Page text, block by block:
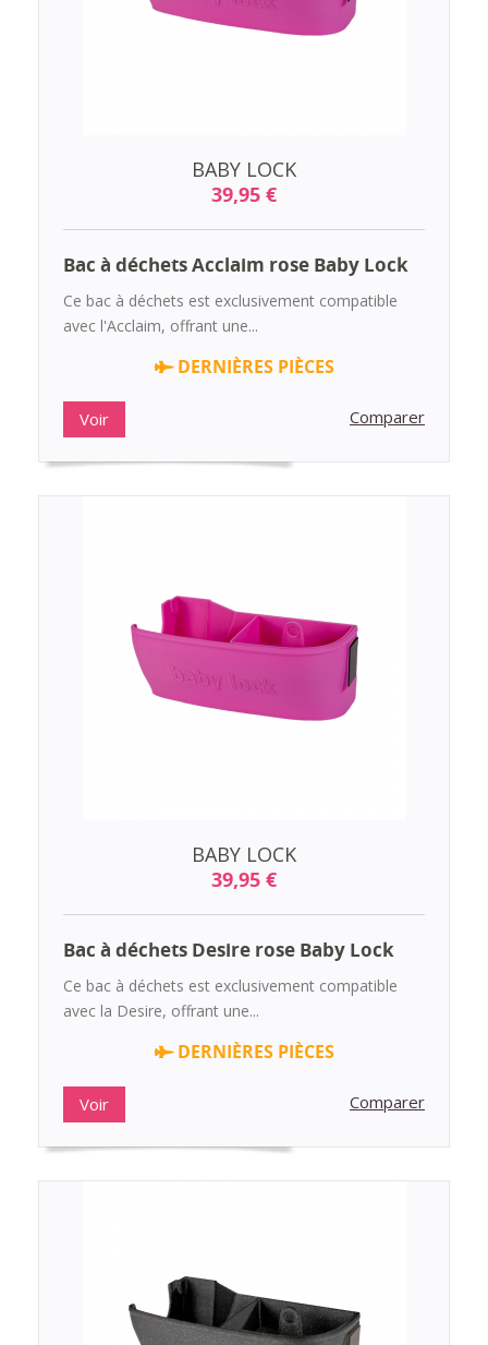
BABY LOCK
39,95 €
Bac à déchets Acclaim rose Baby Lock
Ce bac à déchets est exclusivement compatible
avec l'Acclaim, offrant une...
DERNIÈRES PIÈCES
Voir Comparer
BABY LOCK
39,95 €
Bac à déchets Desire rose Baby Lock
Ce bac à déchets est exclusivement compatible
avec la Desire, offrant une...
DERNIÈRES PIÈCES
Voir Comparer